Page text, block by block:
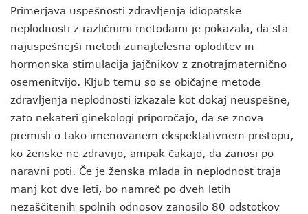
Primerjava uspešnosti zdravljenja idiopatske
neplodnosti z različnimi metodami je pokazala, da sta
najuspešnejši metodi zunajtelesna oploditev in
hormonska stimulacija jajčnikov z znotrajmaternično
osemenitvijo. Kljub temu so se običajne metode
zdravljenja neplodnosti izkazale kot dokaj neuspešne,
zato nekateri ginekologi priporočajo, da se znova
premisli o tako imenovanem ekspektativnem pristopu,
ko ženske ne zdravijo, ampak čakajo, da zanosi po
naravni poti. Če je ženska mlada in neplodnost traja
manj kot dve leti, bo namreč po dveh letih
nezaščitenih spolnih odnosov zanosilo 80 odstotkov